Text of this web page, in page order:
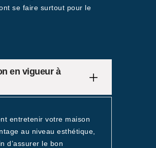
se faire surtout pour le
en vigueur à
entretenir votre maison
au niveau esthétique,
d’assurer le bon